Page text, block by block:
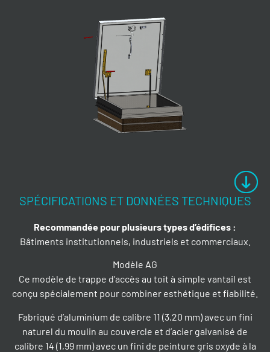
SPÉCIFICATIONS ET DONNÉES TECHNIQUES
Recommandée pour plusieurs types d’édifices :
Bâtiments institutionnels, industriels et commerciaux.
Modèle AG
Ce modèle de trappe d’accès au toit à simple vantail est
conçu spécialement pour combiner esthétique et fiabilité.
Fabriqué d’aluminium de calibre 11 (3,20 mm) avec un fini
naturel du moulin au couvercle et d’acier galvanisé de
calibre 14 (1,99 mm) avec un fini de peinture gris oxyde à la